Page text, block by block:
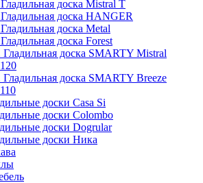
доска Mistral T
доска HANGER
доска Metal
доска Forest
Гладильная доска SMARTY Mistral
Гладильная доска SMARTY Breeze
доски Casa Si
доски Colombo
доски Dogrular
доски Ника